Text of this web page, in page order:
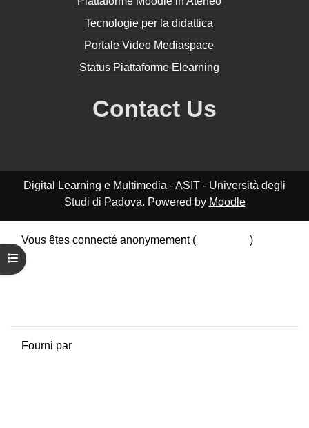
Ouvrir l’index du cours
Tecnologie per la didattica
Portale Video Mediaspace
Status Piattaforme Elearning
Contact Us
Digital Learning e Multimedia - ASIT - Università degli
Studi di Padova. Powered by Moodle
Vous êtes connecté anonymement (
)
Résumé de conservation de données
Politiques
Fourni par